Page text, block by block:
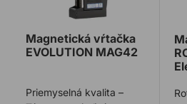
Magnetická vŕtačka
EVOLUTION MAG42
Priemyselná kvalita –